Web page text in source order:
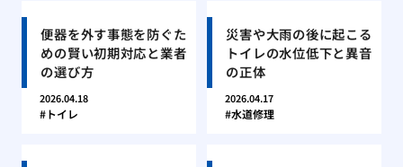
便器を外す事態を防ぐた
めの賢い初期対応と業者
の選び方
2026.04.18
トイレ
災害や大雨の後に起こる
トイレの水位低下と異音
の正体
2026.04.17
水道修理